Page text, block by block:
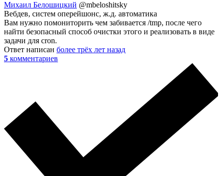
Михаил Белошицкий @mbeloshitsky
Вебдев, систем оперейшонс, ж.д. автоматика
Вам нужно помониторить чем забивается /tmp, после чего
найти безопасный способ очистки этого и реализовать в виде
задачи для cron.
Ответ написан более трёх лет назад
5 комментариев